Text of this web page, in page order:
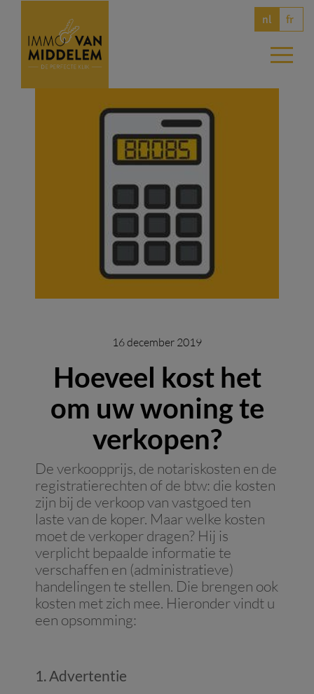
nl fr
16 december 2019
Hoeveel kost het
om uw woning te
verkopen?
De verkoopprijs, de notariskosten en de
registratierechten of de btw: die kosten
zijn bij de verkoop van vastgoed ten
laste van de koper. Maar welke kosten
moet de verkoper dragen? Hij is
verplicht bepaalde informatie te
verschaffen en (administratieve)
handelingen te stellen. Die brengen ook
kosten met zich mee. Hieronder vindt u
een opsomming:
1. Advertentie